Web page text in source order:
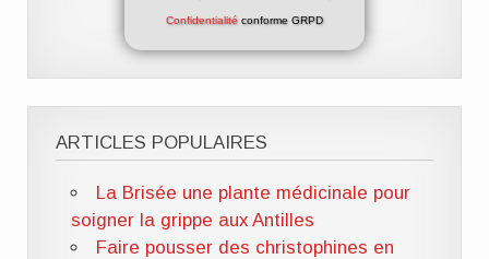
Confidentialité conforme GRPD
ARTICLES POPULAIRES
La Brisée une plante médicinale pour
soigner la grippe aux Antilles
Faire pousser des christophines en